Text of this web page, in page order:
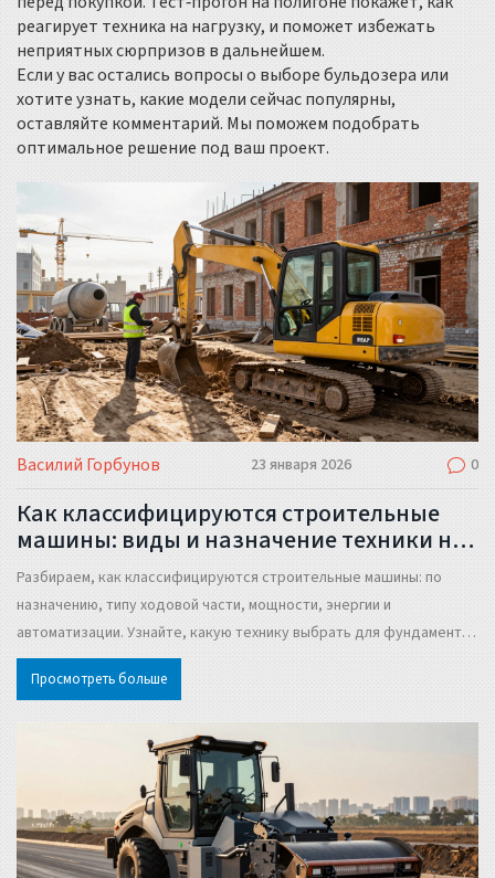
реагирует техника на нагрузку, и поможет избежать
неприятных сюрпризов в дальнейшем.
Если у вас остались вопросы о выборе бульдозера или
хотите узнать, какие модели сейчас популярны,
оставляйте комментарий. Мы поможем подобрать
оптимальное решение под ваш проект.
Василий Горбунов 23 января 2026 0
Как классифицируются строительные
машины: виды и назначение техники на
стройке
Разбираем, как классифицируются строительные машины: по
назначению, типу ходовой части, мощности, энергии и
автоматизации. Узнайте, какую технику выбрать для фундамента,
уплотнения или транспортировки.
Просмотреть больше